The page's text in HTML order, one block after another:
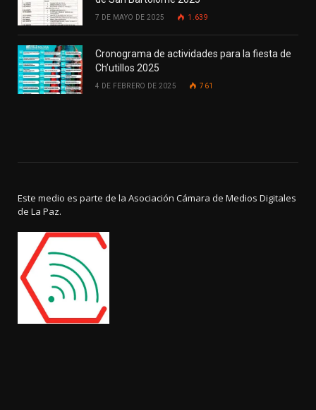
7 DE MAYO DE 2025 1.639
Cronograma de actividades para la fiesta de
Ch’utillos 2025
4 DE FEBRERO DE 2025 761
Este medio es parte de la Asociación Cámara de Medios Digitales
de La Paz.